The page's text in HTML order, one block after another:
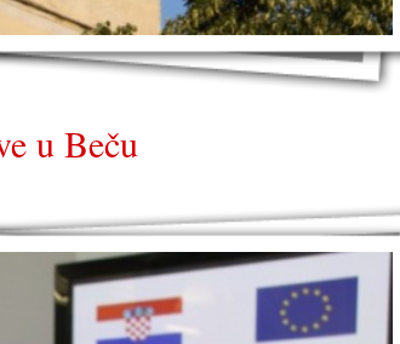
u Beču